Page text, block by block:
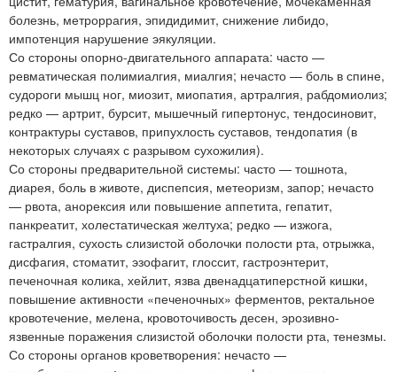
болезнь, метроррагия, эпидидимит, снижение либидо,
импотенция нарушение эякуляции.
Со стороны опорно-двигательного аппарата: часто —
ревматическая полимиалгия, миалгия; нечасто — боль в спине,
судороги мышц ног, миозит, миопатия, артралгия, рабдомиолиз;
редко — артрит, бурсит, мышечный гипертонус, тендосиновит,
контрактуры суставов, припухлость суставов, тендопатия (в
некоторых случаях с разрывом сухожилия).
Со стороны предварительной системы: часто — тошнота,
диарея, боль в животе, диспепсия, метеоризм, запор; нечасто
— рвота, анорексия или повышение аппетита, гепатит,
панкреатит, холестатическая желтуха; редко — изжога,
гастралгия, сухость слизистой оболочки полости рта, отрыжка,
дисфагия, стоматит, эзофагит, глоссит, гастроэнтерит,
печеночная колика, хейлит, язва двенадцатиперстной кишки,
повышение активности «печеночных» ферментов, ректальное
кровотечение, мелена, кровоточивость десен, эрозивно-
язвенные поражения слизистой оболочки полости рта, тенезмы.
Со стороны органов кроветворения: нечасто —